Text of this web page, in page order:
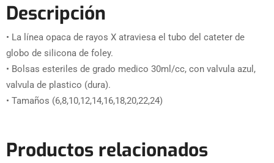
Descripción
• La línea opaca de rayos X atraviesa el tubo del cateter de
globo de silicona de foley.
• Bolsas esteriles de grado medico 30ml/cc, con valvula azul,
valvula de plastico (dura).
• Tamaños (6,8,10,12,14,16,18,20,22,24)
Productos relacionados